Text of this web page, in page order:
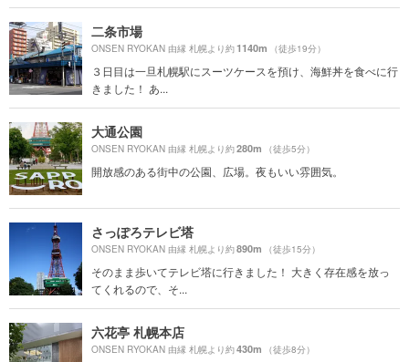
二条市場
ONSEN RYOKAN 由縁 札幌より約1140m （徒歩19分）
３日目は一旦札幌駅にスーツケースを預け、海鮮丼を食べに行
きました！ あ...
大通公園
ONSEN RYOKAN 由縁 札幌より約280m （徒歩5分）
開放感のある街中の公園、広場。夜もいい雰囲気。
さっぽろテレビ塔
ONSEN RYOKAN 由縁 札幌より約890m （徒歩15分）
そのまま歩いてテレビ塔に行きました！ 大きく存在感を放っ
てくれるので、そ...
六花亭 札幌本店
ONSEN RYOKAN 由縁 札幌より約430m （徒歩8分）